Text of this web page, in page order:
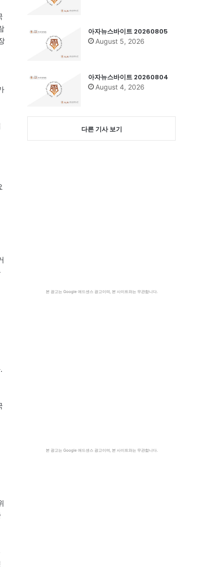
아자뉴스바이트 20260805
August 5, 2026
아자뉴스바이트 20260804
August 4, 2026
다른 기사 보기
본 광고는 Google 애드센스 광고이며, 본 사이트와는 무관합니다.
본 광고는 Google 애드센스 광고이며, 본 사이트와는 무관합니다.